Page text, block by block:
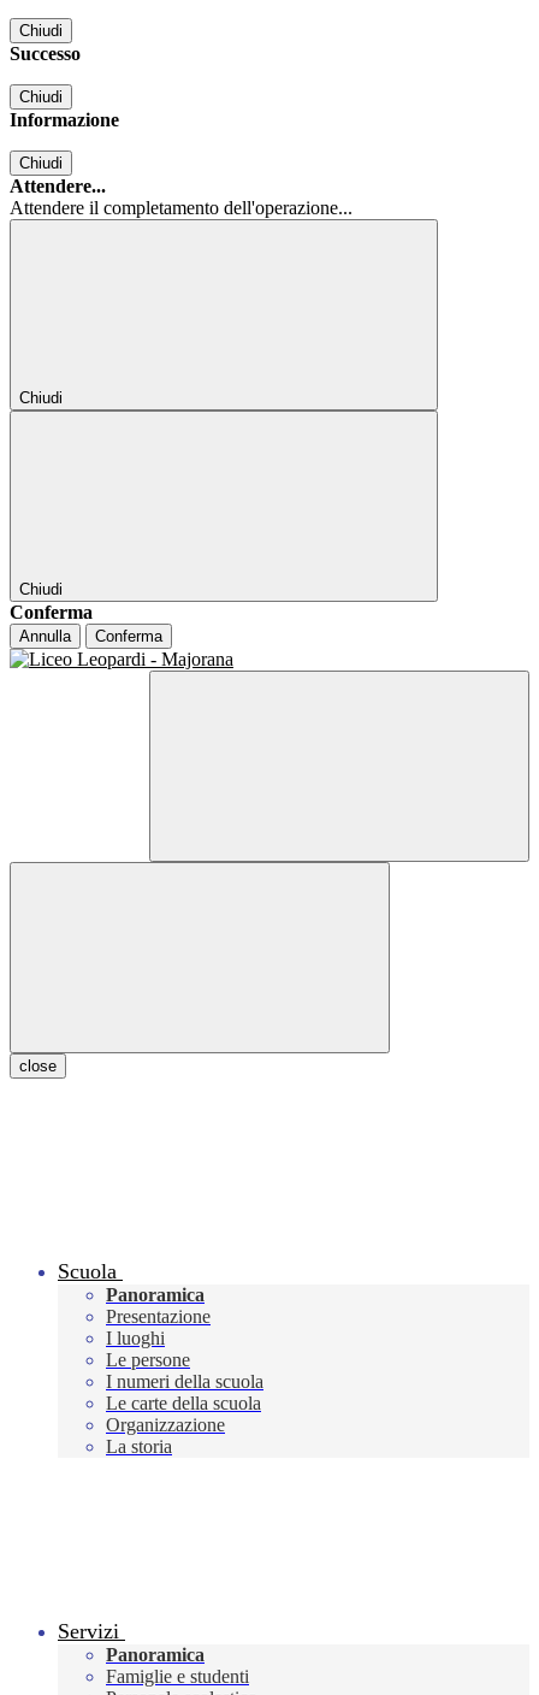
Chiudi
Successo
Chiudi
Informazione
Chiudi
Attendere...
Attendere il completamento dell'operazione...
Chiudi
Chiudi
Conferma
Annulla Conferma
close
Scuola
Panoramica
Presentazione
I luoghi
Le persone
I numeri della scuola
Le carte della scuola
Organizzazione
La storia
Servizi
Panoramica
Famiglie e studenti